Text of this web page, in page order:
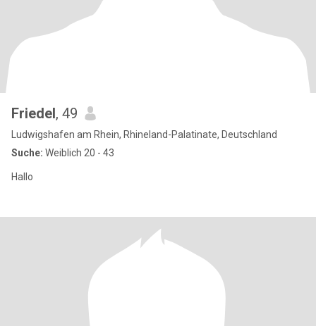
Friedel, 49
Ludwigshafen am Rhein, Rhineland-Palatinate, Deutschland
Suche: Weiblich 20 - 43
Hallo